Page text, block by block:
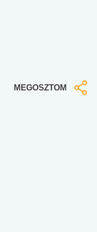
MEGOSZTOM